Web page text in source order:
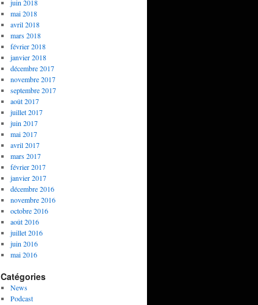
juin 2018
mai 2018
avril 2018
mars 2018
février 2018
janvier 2018
décembre 2017
novembre 2017
septembre 2017
août 2017
juillet 2017
juin 2017
mai 2017
avril 2017
mars 2017
février 2017
janvier 2017
décembre 2016
novembre 2016
octobre 2016
août 2016
juillet 2016
juin 2016
mai 2016
Catégories
News
Podcast